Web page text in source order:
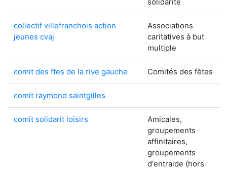
collectif villefranchois action
jeunes cvaj
Associations
caritatives à but
multiple
comit des ftes de la rive gauche Comités des fêtes
comit raymond saintgilles
comit solidarit loisirs
Amicales,
groupements
affinitaires,
groupements
d'entraide (hors